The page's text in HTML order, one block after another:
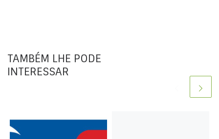
TAMBÉM LHE PODE
INTERESSAR